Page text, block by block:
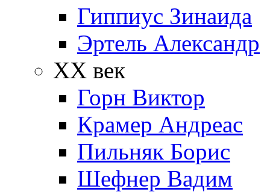
Гиппиус Зинаида
Эртель Александр
XX век
Горн Виктор
Крамер Андреас
Пильняк Борис
Шефнер Вадим